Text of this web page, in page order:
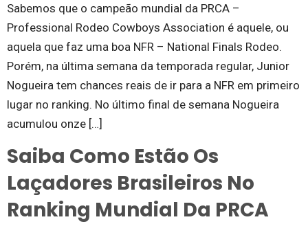
Sabemos que o campeão mundial da PRCA –
Professional Rodeo Cowboys Association é aquele, ou
aquela que faz uma boa NFR – National Finals Rodeo.
Porém, na última semana da temporada regular, Junior
Nogueira tem chances reais de ir para a NFR em primeiro
lugar no ranking. No último final de semana Nogueira
acumulou onze […]
Saiba Como Estão Os
Laçadores Brasileiros No
Ranking Mundial Da PRCA